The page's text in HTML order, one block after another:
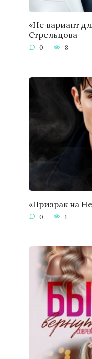
«Не вариант
Стрельцова
0 8
«Призрак на
0 1